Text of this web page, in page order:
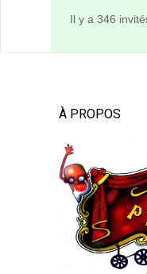
Il y a 346
À PROPOS